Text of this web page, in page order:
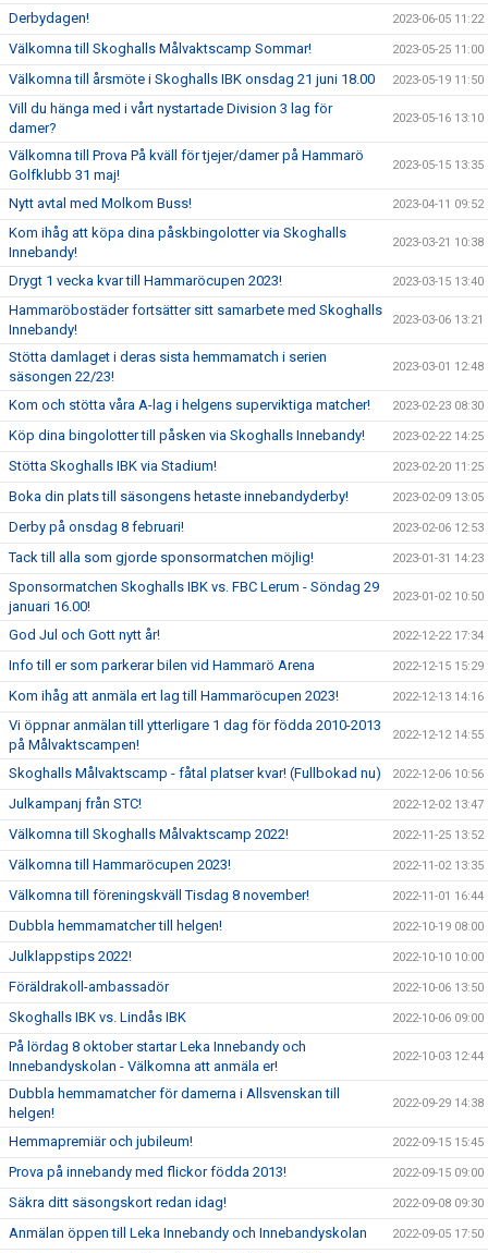
Derbydagen! 2023-06-05 11:22
Välkomna till Skoghalls Målvaktscamp Sommar! 2023-05-25 11:00
Välkomna till årsmöte i Skoghalls IBK onsdag 21 juni 18.00 2023-05-19 11:50
Vill du hänga med i vårt nystartade Division 3 lag för
damer?
2023-05-16 13:10
Välkomna till Prova På kväll för tjejer/damer på Hammarö
Golfklubb 31 maj!
2023-05-15 13:35
Nytt avtal med Molkom Buss! 2023-04-11 09:52
Kom ihåg att köpa dina påskbingolotter via Skoghalls
Innebandy!
2023-03-21 10:38
Drygt 1 vecka kvar till Hammaröcupen 2023! 2023-03-15 13:40
Hammaröbostäder fortsätter sitt samarbete med Skoghalls
Innebandy!
2023-03-06 13:21
Stötta damlaget i deras sista hemmamatch i serien
säsongen 22/23!
2023-03-01 12:48
Kom och stötta våra A-lag i helgens superviktiga matcher! 2023-02-23 08:30
Köp dina bingolotter till påsken via Skoghalls Innebandy! 2023-02-22 14:25
Stötta Skoghalls IBK via Stadium! 2023-02-20 11:25
Boka din plats till säsongens hetaste innebandyderby! 2023-02-09 13:05
Derby på onsdag 8 februari! 2023-02-06 12:53
Tack till alla som gjorde sponsormatchen möjlig! 2023-01-31 14:23
Sponsormatchen Skoghalls IBK vs. FBC Lerum - Söndag 29
januari 16.00!
2023-01-02 10:50
God Jul och Gott nytt år! 2022-12-22 17:34
Info till er som parkerar bilen vid Hammarö Arena 2022-12-15 15:29
Kom ihåg att anmäla ert lag till Hammaröcupen 2023! 2022-12-13 14:16
Vi öppnar anmälan till ytterligare 1 dag för födda 2010-2013
på Målvaktscampen!
2022-12-12 14:55
Skoghalls Målvaktscamp - fåtal platser kvar! (Fullbokad nu) 2022-12-06 10:56
Julkampanj från STC! 2022-12-02 13:47
Välkomna till Skoghalls Målvaktscamp 2022! 2022-11-25 13:52
Välkomna till Hammaröcupen 2023! 2022-11-02 13:35
Välkomna till föreningskväll Tisdag 8 november! 2022-11-01 16:44
Dubbla hemmamatcher till helgen! 2022-10-19 08:00
Julklappstips 2022! 2022-10-10 10:00
Föräldrakoll-ambassadör 2022-10-06 13:50
Skoghalls IBK vs. Lindås IBK 2022-10-06 09:00
På lördag 8 oktober startar Leka Innebandy och
Innebandyskolan - Välkomna att anmäla er!
2022-10-03 12:44
Dubbla hemmamatcher för damerna i Allsvenskan till
helgen!
2022-09-29 14:38
Hemmapremiär och jubileum! 2022-09-15 15:45
Prova på innebandy med flickor födda 2013! 2022-09-15 09:00
Säkra ditt säsongskort redan idag! 2022-09-08 09:30
Anmälan öppen till Leka Innebandy och Innebandyskolan 2022-09-05 17:50